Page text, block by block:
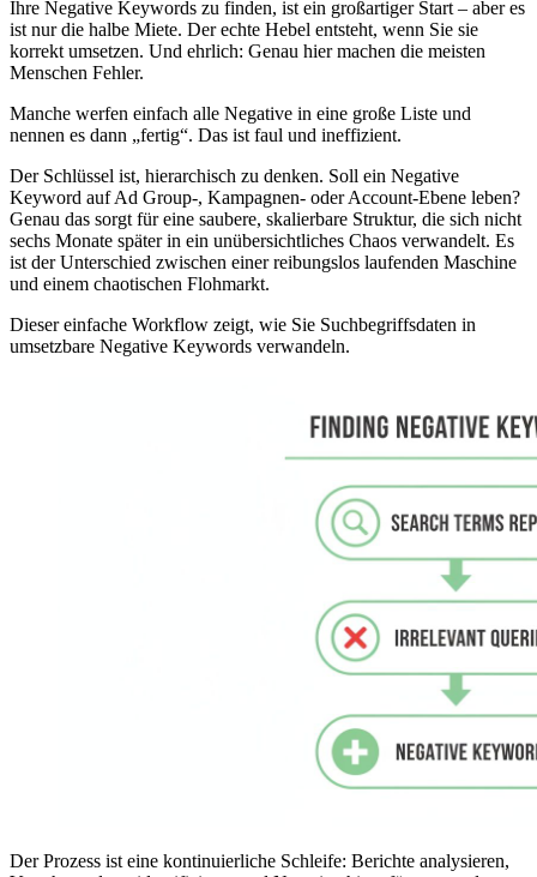
Ihre Negative Keywords zu finden, ist ein großartiger Start – aber es
ist nur die halbe Miete. Der echte Hebel entsteht, wenn Sie sie
korrekt umsetzen. Und ehrlich: Genau hier machen die meisten
Menschen Fehler.
Manche werfen einfach alle Negative in eine große Liste und
nennen es dann „fertig“. Das ist faul und ineffizient.
Der Schlüssel ist, hierarchisch zu denken. Soll ein Negative
Keyword auf Ad Group-, Kampagnen- oder Account-Ebene leben?
Genau das sorgt für eine saubere, skalierbare Struktur, die sich nicht
sechs Monate später in ein unübersichtliches Chaos verwandelt. Es
ist der Unterschied zwischen einer reibungslos laufenden Maschine
und einem chaotischen Flohmarkt.
Dieser einfache Workflow zeigt, wie Sie Suchbegriffsdaten in
umsetzbare Negative Keywords verwandeln.
Der Prozess ist eine kontinuierliche Schleife: Berichte analysieren,